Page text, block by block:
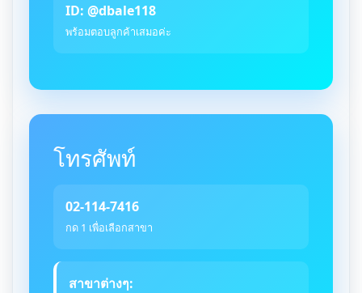
ID: @dbale118
พร้อมตอบลูกค้าเสมอค่ะ
โทรศัพท์
02-114-7416
กด 1 เพื่อเลือกสาขา
สาขาต่างๆ: